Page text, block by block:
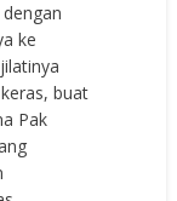
ke
buat
Pak